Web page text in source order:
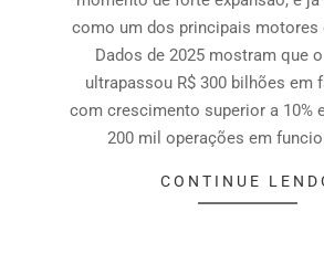
como um dos principais motores
Dados de 2025 mostram que
ultrapassou R$ 300 bilhões em
com crescimento superior a 10%
200 mil operações em
CONTINUE